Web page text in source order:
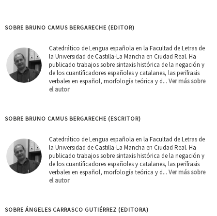
SOBRE BRUNO CAMUS BERGARECHE (EDITOR)
Catedrático de Lengua española en la Facultad de Letras de
la Universidad de Castilla-La Mancha en Ciudad Real. Ha
publicado trabajos sobre sintaxis histórica de la negación y
de los cuantificadores españoles y catalanes, las perífrasis
verbales en español, morfología teórica y d... Ver más sobre
el autor
SOBRE BRUNO CAMUS BERGARECHE (ESCRITOR)
Catedrático de Lengua española en la Facultad de Letras de
la Universidad de Castilla-La Mancha en Ciudad Real. Ha
publicado trabajos sobre sintaxis histórica de la negación y
de los cuantificadores españoles y catalanes, las perífrasis
verbales en español, morfología teórica y d... Ver más sobre
el autor
SOBRE ÁNGELES CARRASCO GUTIÉRREZ (EDITORA)